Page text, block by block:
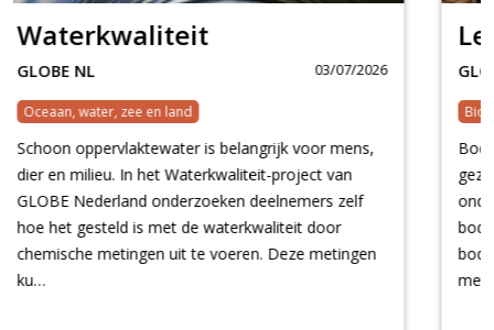
Levende Bodem
GLOBE NL 03/07/2026
Biodiversiteit
Bodemdieren zijn belangrijke indicatoren voor de
gezondheid van de bodem. In dit project
onderzoeken middelbare scholieren zelf het
bodemleven door op verschillende locaties
bodemdieren te zoeken en te tellen. Door deze